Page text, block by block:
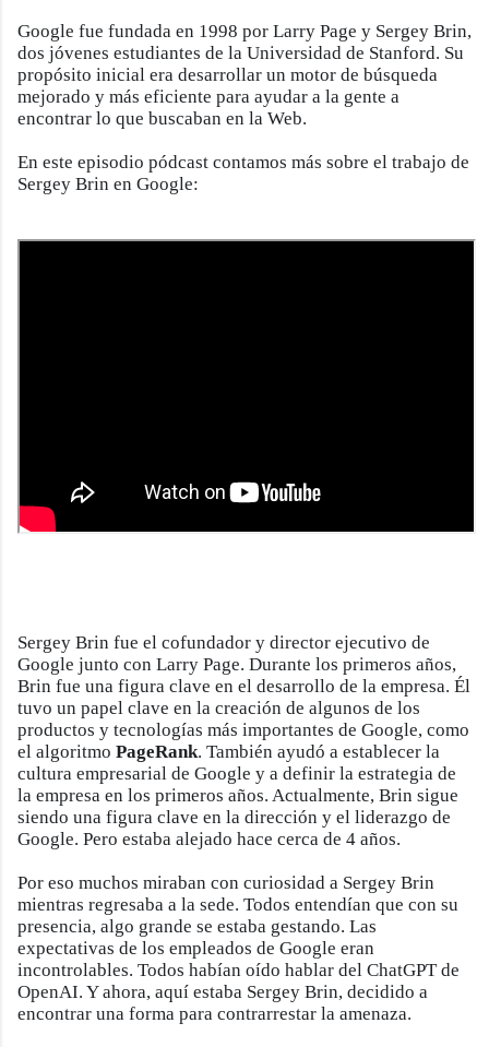
Google fue fundada en 1998 por Larry Page y Sergey Brin,
dos jóvenes estudiantes de la Universidad de Stanford. Su
propósito inicial era desarrollar un motor de búsqueda
mejorado y más eficiente para ayudar a la gente a
encontrar lo que buscaban en la Web.
En este episodio pódcast contamos más sobre el trabajo de
Sergey Brin en Google:
Sergey Brin fue el cofundador y director ejecutivo de
Google junto con Larry Page. Durante los primeros años,
Brin fue una figura clave en el desarrollo de la empresa. Él
tuvo un papel clave en la creación de algunos de los
productos y tecnologías más importantes de Google, como
el algoritmo PageRank. También ayudó a establecer la
cultura empresarial de Google y a definir la estrategia de
la empresa en los primeros años. Actualmente, Brin sigue
siendo una figura clave en la dirección y el liderazgo de
Google. Pero estaba alejado hace cerca de 4 años.
Por eso muchos miraban con curiosidad a Sergey Brin
mientras regresaba a la sede. Todos entendían que con su
presencia, algo grande se estaba gestando. Las
expectativas de los empleados de Google eran
incontrolables. Todos habían oído hablar del ChatGPT de
OpenAI. Y ahora, aquí estaba Sergey Brin, decidido a
encontrar una forma para contrarrestar la amenaza.